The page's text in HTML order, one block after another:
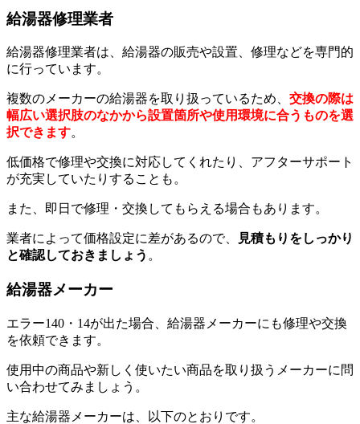
給湯器修理業者
給湯器修理業者は、給湯器の販売や設置、修理などを専門的
に行っています。
複数のメーカーの給湯器を取り扱っているため、 交換の際は
幅広い選択肢のなかから設置箇所や使用環境に合うものを選
択できます。
低価格で修理や交換に対応してくれたり、アフターサポート
が充実していたりすることも。
また、即日で修理・交換してもらえる場合もあります。
業者によって価格設定に差があるので、
見積もりをしっかり
と確認しておきましょう 。
給湯器メーカー
エラー140・14が出た場合、給湯器メーカーにも修理や交換
を依頼できます。
使用中の商品や新しく使いたい商品を取り扱うメーカーに問
い合わせてみましょう。
主な給湯器メーカーは、以下のとおりです。